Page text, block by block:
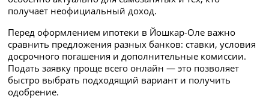
получает неофициальный доход.
Перед оформлением ипотеки в Йошкар-Оле важно
сравнить предложения разных банков: ставки, условия
досрочного погашения и дополнительные комиссии.
Подать заявку проще всего онлайн — это позволяет
быстро выбрать подходящий вариант и получить
одобрение.